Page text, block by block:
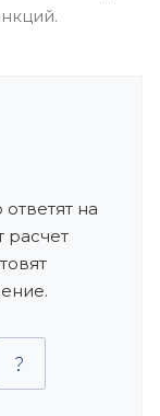
на
расчет